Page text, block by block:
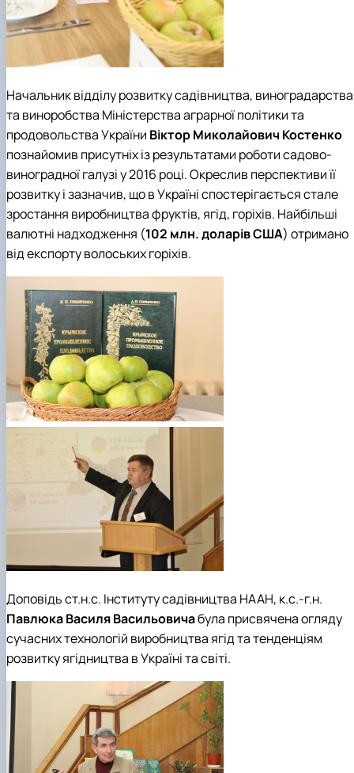
Начальник відділу розвитку садівництва, виноградарства
та виноробства Міністерства аграрної політики та
продовольства України Віктор Миколайович Костенко
познайомив присутніх із результатами роботи садово-
виноградної галузі у 2016 році. Окреслив перспективи її
розвитку і зазначив, що в Україні спостерігається стале
зростання виробництва фруктів, ягід, горіхів. Найбільші
валютні надходження (102 млн. доларів США) отримано
від експорту волоських горіхів.
Доповідьст.н.с. Інституту садівництва НААН, к.с.-г.н.
Павлюка Василя Васильовичабула присвячена огляду
сучасних технологій виробництва ягід та тенденціям
розвитку ягідництва в Україні та світі.